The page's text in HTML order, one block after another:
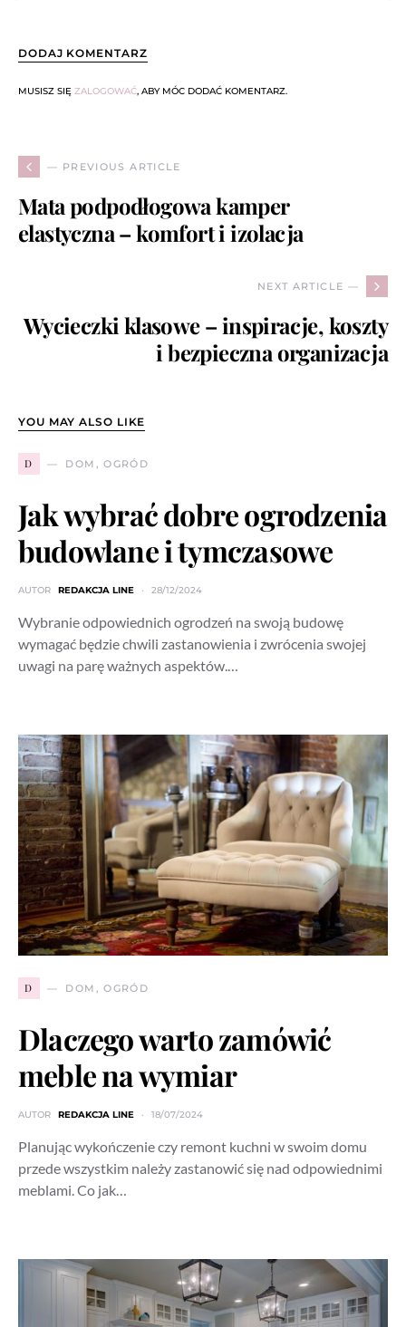
DODAJ KOMENTARZ
MUSISZ SIĘ ZALOGOWAĆ, ABY MÓC DODAĆ KOMENTARZ.
— PREVIOUS ARTICLE
Mata podpodłogowa kamper
elastyczna – komfort i izolacja
NEXT ARTICLE —
Wycieczki klasowe – inspiracje, koszty
i bezpieczna organizacja
YOU MAY ALSO LIKE
D DOM, OGRÓD
Jak wybrać dobre ogrodzenia
budowlane i tymczasowe
AUTOR REDAKCJA LINE 28/12/2024
Wybranie odpowiednich ogrodzeń na swoją budowę
wymagać będzie chwili zastanowienia i zwrócenia swojej
uwagi na parę ważnych aspektów.…
D DOM, OGRÓD
Dlaczego warto zamówić
meble na wymiar
AUTOR REDAKCJA LINE 18/07/2024
Planując wykończenie czy remont kuchni w swoim domu
przede wszystkim należy zastanowić się nad odpowiednimi
meblami. Co jak…